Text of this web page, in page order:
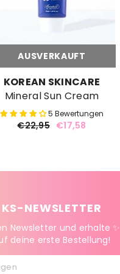
AUSVERKAUFT
KOREAN SKINCARE
Mineral Sun Cream
5 Bewertungen
€22,95 €17,58
KS-NEWSLETTER
Newsletter und erhalte ✨
deine erste Bestellung!